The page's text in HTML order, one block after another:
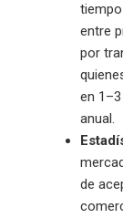
entre
por
en
anual.
de